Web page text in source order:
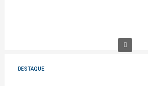
DESTAQUE